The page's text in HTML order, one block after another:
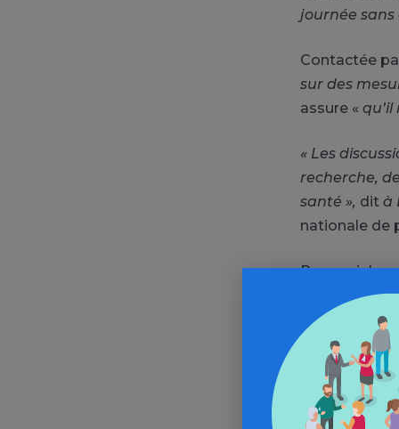
journée sans
Contactée
sur des
assure «
« Les
recherche,
santé », dit à
nationale de
Pour voir la